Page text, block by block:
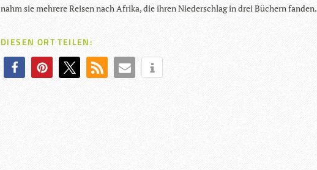
nahm sie meh­rere Rei­sen nach Afrika, die ihren Nie­der­schlag in drei Büchern fanden.
DIESEN ORT TEILEN: